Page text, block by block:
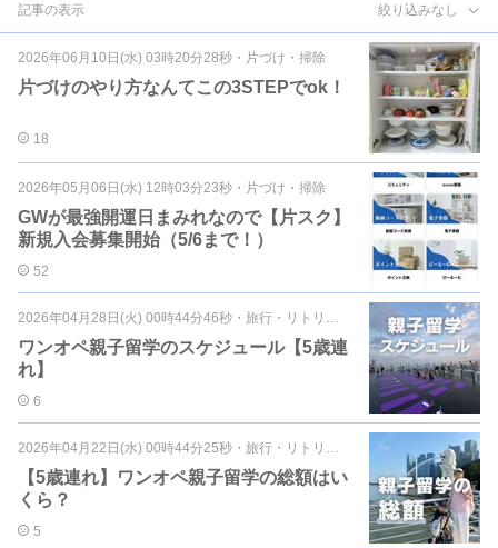
記事の表示 絞り込みなし
2026年06月10日(水) 03時20分28秒 ・ 片づけ・掃除
片づけのやり方なんてこの3STEPでok！
18
2026年05月06日(水) 12時03分23秒 ・ 片づけ・掃除
GWが最強開運日まみれなので【片スク】
新規入会募集開始（5/6まで！）
52
2026年04月28日(火) 00時44分46秒 ・ 旅行・リトリート
ワンオペ親子留学のスケジュール【5歳連
れ】
6
2026年04月22日(水) 00時44分25秒 ・ 旅行・リトリート
【5歳連れ】ワンオペ親子留学の総額はい
くら？
5